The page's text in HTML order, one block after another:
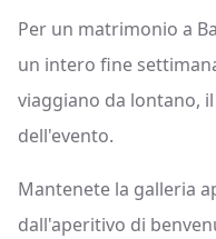
Per un matrimonio a
un intero fine
viaggiano da lontano,
dell'evento.
Mantenete la galleria
dall'aperitivo di